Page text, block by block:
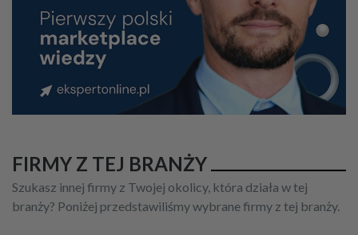
FIRMY Z TEJ BRANŻY
Szukasz innej firmy z Twojej okolicy, która działa w tej
branży? Poniżej przedstawiliśmy wybrane firmy z tej branży.